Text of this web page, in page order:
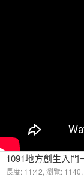
長度: 11:42, 瀏覽: 1140,